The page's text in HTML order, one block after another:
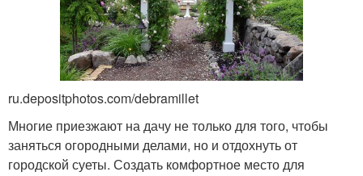
ru.depositphotos.com/debramillet
Многие приезжают на дачу не только для того, чтобы
заняться огородными делами, но и отдохнуть от
городской суеты. Создать комфортное место для